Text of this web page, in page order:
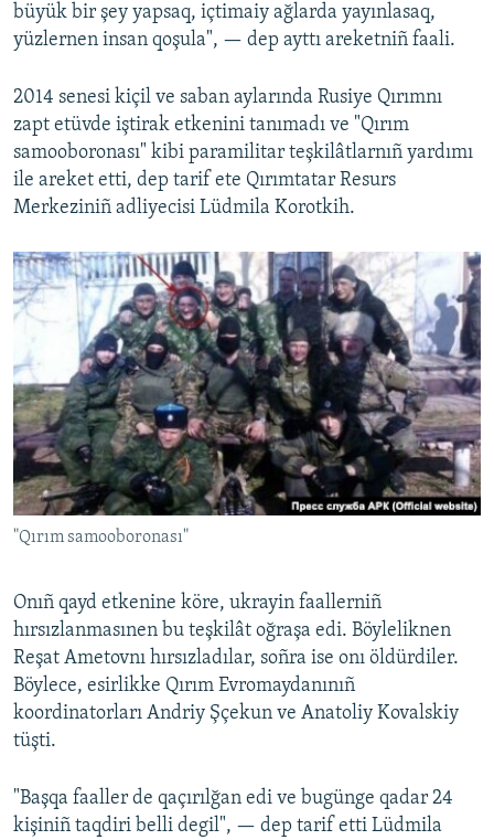
büyük bir şey yapsaq, içtimaiy ağlarda yayınlasaq,
yüzlernen insan qoşula", — dep ayttı areketniñ faali.
2014 senesi kiçil ve saban aylarında Rusiye Qırımnı
zapt etüvde iştirak etkenini tanımadı ve "Qırım
samooboronası" kibi paramilitar teşkilâtlarnıñ yardımı
ile areket etti, dep tarif ete Qırımtatar Resurs
Merkeziniñ adliyecisi Lüdmila Korotkih.
"Qırım samooboronası"
Onıñ qayd etkenine köre, ukrayin faallerniñ
hırsızlanmasınen bu teşkilât oğraşa edi. Böyleliknen
Reşat Ametovnı hırsızladılar, soñra ise onı öldürdiler.
Böylece, esirlikke Qırım Evromaydanınıñ
koordinatorları Andriy Şçekun ve Anatoliy Kovalskiy
tüşti.
"Başqa faaller de qaçırılğan edi ve bugünge qadar 24
kişiniñ taqdiri belli degil", — dep tarif etti Lüdmila